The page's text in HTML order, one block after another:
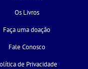
Os Livros
Faça uma doação
Fale Conosco
de Privacidade